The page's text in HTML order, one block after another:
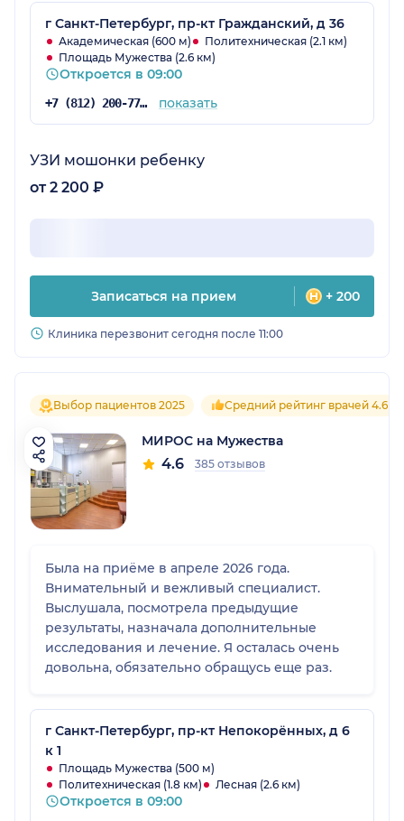
г Санкт-Петербург, пр-кт Гражданский, д 36
Академическая (600 м)
Политехническая (2.1 км)
Площадь Мужества (2.6 км)
Откроется в 09:00
+7 (812) 200-77-54 показать
УЗИ мошонки ребенку
от 2 200 ₽
Записаться на прием + 200
Клиника перезвонит сегодня после 11:00
Выбор пациентов 2025 Средний рейтинг врачей 4.6
МИРОС на Мужества
4.6 385 отзывов
Была на приёме в апреле 2026 года.
Внимательный и вежливый специалист.
Выслушала, посмотрела предыдущие
результаты, назначала дополнительные
исследования и лечение. Я осталась очень
довольна, обязательно обращусь еще раз.
г Санкт-Петербург, пр-кт Непокорённых, д 6
к 1
Площадь Мужества (500 м)
Политехническая (1.8 км)
Лесная (2.6 км)
Откроется в 09:00